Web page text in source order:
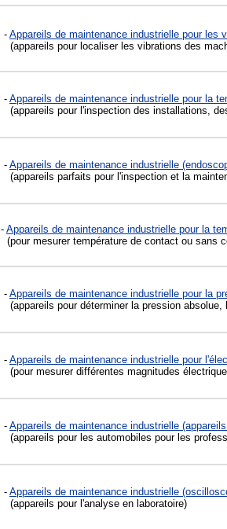
- Appareils de maintenance industrielle pour les
(appareils pour localiser les vibrations des
- Appareils de maintenance industrielle pour la
(appareils pour l'inspection des installations,
- Appareils de maintenance industrielle
(appareils parfaits pour l'inspection et la
- Appareils de maintenance industrielle pour la
(pour mesurer température de contact ou sans
- Appareils de maintenance industrielle pour la
(appareils pour déterminer la pression
- Appareils de maintenance industrielle pour
(pour mesurer différentes magnitudes
- Appareils de maintenance industrielle
(appareils pour les automobiles pour les
- Appareils de maintenance industrielle
(appareils pour l'analyse en laboratoire)